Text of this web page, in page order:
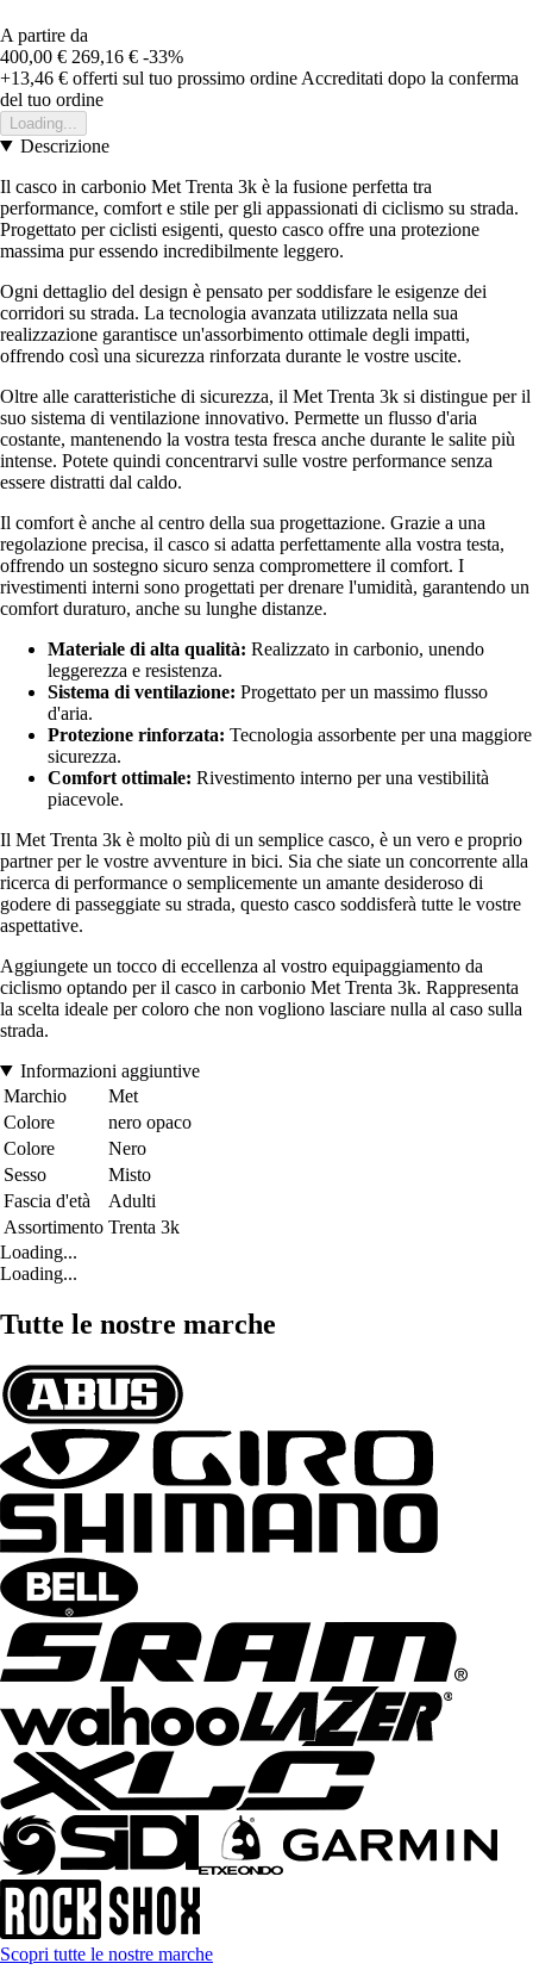
A partire da
400,00 € 269,16 € -33%
+13,46 € offerti sul tuo prossimo ordine Accreditati dopo la conferma
del tuo ordine
Loading...
Descrizione
Il casco in carbonio Met Trenta 3k è la fusione perfetta tra
performance, comfort e stile per gli appassionati di ciclismo su strada.
Progettato per ciclisti esigenti, questo casco offre una protezione
massima pur essendo incredibilmente leggero.
Ogni dettaglio del design è pensato per soddisfare le esigenze dei
corridori su strada. La tecnologia avanzata utilizzata nella sua
realizzazione garantisce un'assorbimento ottimale degli impatti,
offrendo così una sicurezza rinforzata durante le vostre uscite.
Oltre alle caratteristiche di sicurezza, il Met Trenta 3k si distingue per il
suo sistema di ventilazione innovativo. Permette un flusso d'aria
costante, mantenendo la vostra testa fresca anche durante le salite più
intense. Potete quindi concentrarvi sulle vostre performance senza
essere distratti dal caldo.
Il comfort è anche al centro della sua progettazione. Grazie a una
regolazione precisa, il casco si adatta perfettamente alla vostra testa,
offrendo un sostegno sicuro senza compromettere il comfort. I
rivestimenti interni sono progettati per drenare l'umidità, garantendo un
comfort duraturo, anche su lunghe distanze.
Materiale di alta qualità: Realizzato in carbonio, unendo
leggerezza e resistenza.
Sistema di ventilazione: Progettato per un massimo flusso
d'aria.
Protezione rinforzata: Tecnologia assorbente per una maggiore
sicurezza.
Comfort ottimale: Rivestimento interno per una vestibilità
piacevole.
Il Met Trenta 3k è molto più di un semplice casco, è un vero e proprio
partner per le vostre avventure in bici. Sia che siate un concorrente alla
ricerca di performance o semplicemente un amante desideroso di
godere di passeggiate su strada, questo casco soddisferà tutte le vostre
aspettative.
Aggiungete un tocco di eccellenza al vostro equipaggiamento da
ciclismo optando per il casco in carbonio Met Trenta 3k. Rappresenta
la scelta ideale per coloro che non vogliono lasciare nulla al caso sulla
strada.
Informazioni aggiuntive
Marchio
Met
Colore
nero opaco
Colore
Nero
Sesso
Misto
Fascia d'età
Adulti
Assortimento Trenta 3k
Loading...
Loading...
Tutte le nostre marche
Scopri tutte le nostre marche